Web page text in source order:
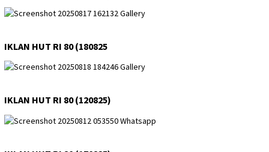
IKLAN HUT RI 80 (180825
IKLAN HUT RI 80 (120825)